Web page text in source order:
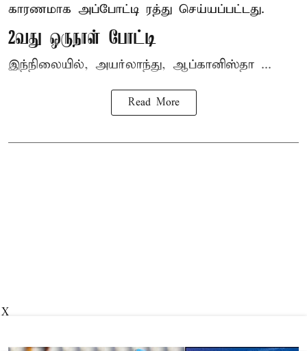
காரணமாக அப்போட்டி ரத்து செய்யப்பட்டது.
2வது ஒருநாள் போட்டி
இந்நிலையில், அயர்லாந்து, ஆப்கானிஸ்தா ...
Read More
X